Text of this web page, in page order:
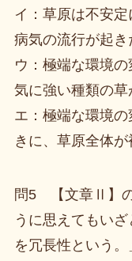
イ：草原は不安
病気の流行が起
ウ：極端な環境
気に強い種類の草
エ：極端な環境
きに、草原全体
問5 【文章Ⅱ】
うに思えてもい
を冗長性という